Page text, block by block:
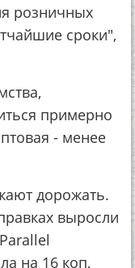
розничных
сроки",
примерно
- менее
дорожать.
выросли
на 16 коп,